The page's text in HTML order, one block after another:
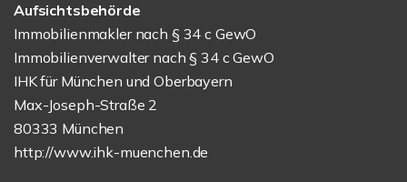
Aufsichtsbehörde
Immobilienmakler nach § 34 c GewO
Immobilienverwalter nach § 34 c GewO
IHK für München und Oberbayern
Max-Joseph-Straße 2
80333 München
http://www.ihk-muenchen.de